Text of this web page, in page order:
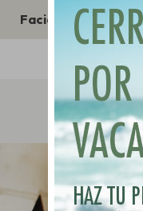
Facial Corporal